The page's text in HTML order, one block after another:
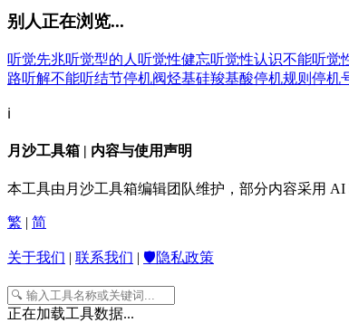
别人正在浏览...
听觉先兆听觉型的人 听觉性健忘听觉性认识不能听觉
路听解不能听结节停机阀烃基硅羧基酸停机规则 停机
ℹ️
月沙工具箱 | 内容与使用声明
本工具由月沙工具箱编辑团队维护，部分内容采用
繁 简
关于我们 联系我们 🛡️隐私政策
正在加载工具数据...